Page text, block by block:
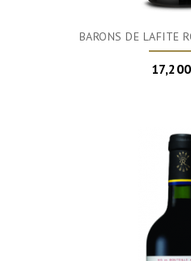
BARONS DE LAFITE